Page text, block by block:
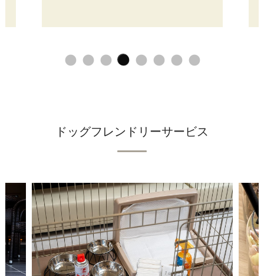
ドッグフレンドリーサービス